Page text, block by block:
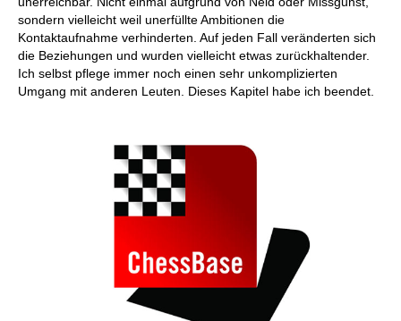
sondern vielleicht weil unerfüllte Ambitionen die
Kontaktaufnahme verhinderten. Auf jeden Fall veränderten sich
die Beziehungen und wurden vielleicht etwas zurückhaltender.
Ich selbst pflege immer noch einen sehr unkomplizierten
Umgang mit anderen Leuten. Dieses Kapitel habe ich beendet.